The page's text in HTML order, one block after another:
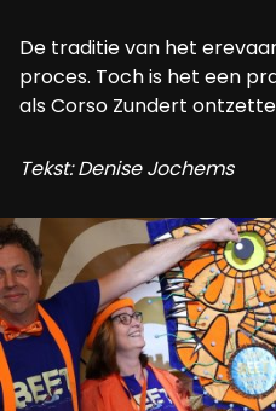
De traditie van het
proces. Toch is het een
als Corso Zundert
Tekst: Denise Jochems